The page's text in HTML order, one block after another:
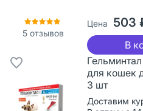
5 отзывов
Цена 503
В
для кошек
3 шт
Доставим